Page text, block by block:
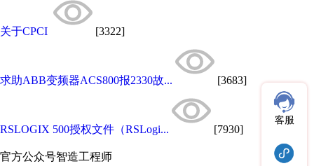
关于CPCI [3322]
求助ABB变频器ACS800报2330故... [3683]
RSLOGIX 500授权文件（RSLogi... [7930]
官方公众号智造工程师
客服